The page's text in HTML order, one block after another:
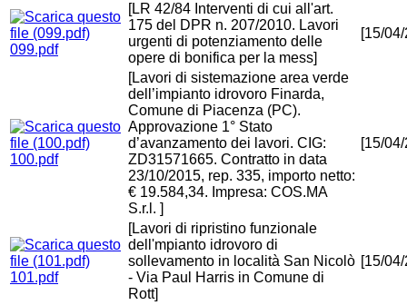
099.pdf
[LR 42/84 Interventi di cui all'art.
175 del DPR n. 207/2010. Lavori
urgenti di potenziamento delle
opere di bonifica per la mess]
[15/
100.pdf
[Lavori di sistemazione area verde
dell’impianto idrovoro Finarda,
Comune di Piacenza (PC).
Approvazione 1° Stato
d’avanzamento dei lavori. CIG:
ZD31571665. Contratto in data
23/10/2015, rep. 335, importo netto:
€ 19.584,34. Impresa: COS.MA
S.r.l. ]
[15/
101.pdf
[Lavori di ripristino funzionale
dell'mpianto idrovoro di
sollevamento in località San Nicolò
- Via Paul Harris in Comune di
Rott]
[15/